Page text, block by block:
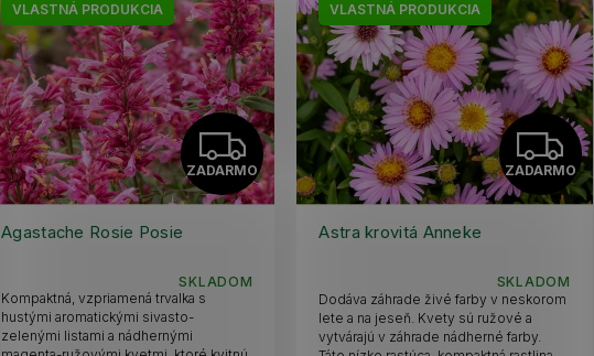
VLASTNÁ PRODUKCIA
Z
A
A
ZADARMO
Agastache Rosie Posie
SKLADOM
Kompaktná, vzpriamená trvalka s
hustými aromatickými sivasto-
zelenými listami a nádhernými
VLASTNÁ PRODUKCIA
Z
A
A
ZADARMO
Astra krovitá Anneke
SKLADOM
Dodáva záhrade živé farby v neskorom
lete a na jeseň. Kvety sú ružové a
vytvárajú v záhrade nádherné farby.